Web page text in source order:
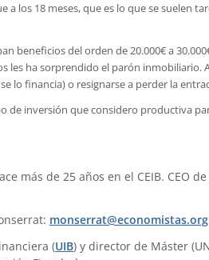
los 18 meses, que es lo que se suelen
beneficios del orden de 20.000€ a
les ha sorprendido el parón inmobiliario.
lo financia) o resignarse a perder la
de inversión que considero productiva
más de 25 años en el CEIB. CEO de
monserrat@economistas.org
(UIB) y director de Máster